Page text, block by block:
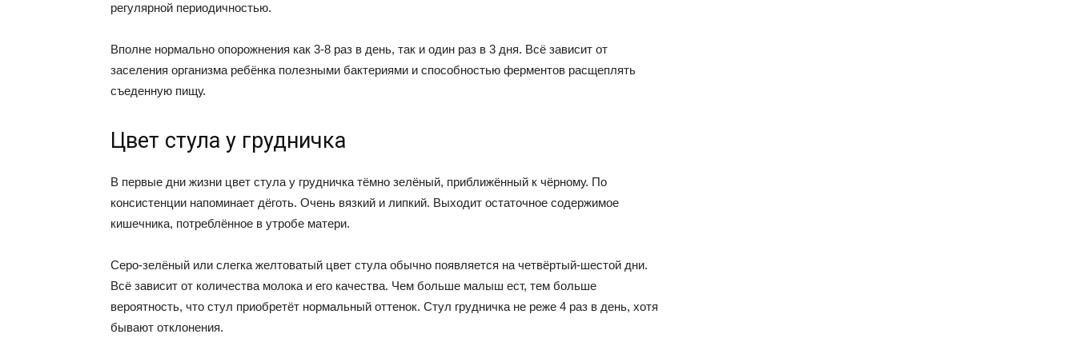
регулярной периодичностью.
Вполне нормально опорожнения как 3-8 раз в день, так и один раз в 3 дня. Всё зависит от
заселения организма ребёнка полезными бактериями и способностью ферментов расщеплять
съеденную пищу.
Цвет стула у грудничка
В первые дни жизни цвет стула у грудничка тёмно зелёный, приближённый к чёрному. По
консистенции напоминает дёготь. Очень вязкий и липкий. Выходит остаточное содержимое
кишечника, потреблённое в утробе матери.
Серо-зелёный или слегка желтоватый цвет стула обычно появляется на четвёртый-шестой дни.
Всё зависит от количества молока и его качества. Чем больше малыш ест, тем больше
вероятность, что стул приобретёт нормальный оттенок. Стул грудничка не реже 4 раз в день, хотя
бывают отклонения.